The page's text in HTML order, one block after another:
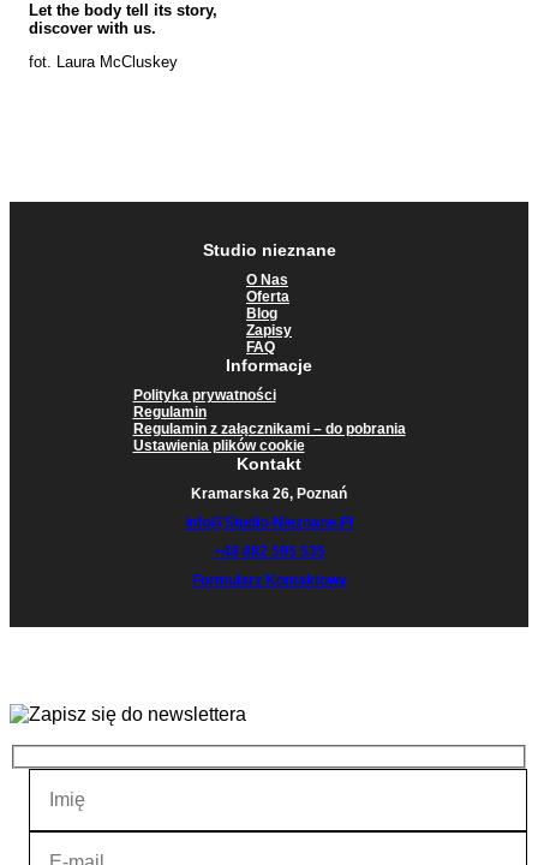
Let the body tell its story,
discover with us.
fot. Laura McCluskey
Studio nieznane
O Nas
Oferta
Blog
Zapisy
FAQ
Informacje
Polityka prywatności
Regulamin
Regulamin z załącznikami – do pobrania
Ustawienia plików cookie
Kontakt
Kramarska 26, Poznań
Info@studio-Nieznane.pl
+48 882 595 535
Formularz Kontaktowy